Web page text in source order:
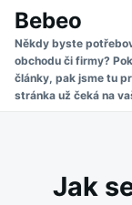
Skip
content
Search
for:
Bebeo
Někdy byste
obchodu či firmy?
články, pak jsme tu
stránka už čeká na
Jak